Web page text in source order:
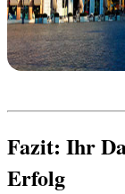
Fazit: Ihr
Erfolg